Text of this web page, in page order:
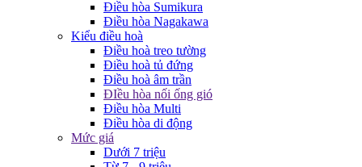
Điều hòa Sumikura
Điều hòa Nagakawa
Kiểu điều hoà
Điều hoà treo tường
Điều hoà tủ đứng
Điều hoà âm trần
ĐIều hòa nối ống gió
Điều hòa Multi
Điều hòa di động
Mức giá
Dưới 7 triệu